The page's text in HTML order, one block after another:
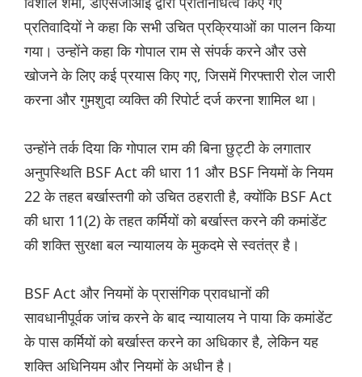
प्रतिवादियों ने कहा कि सभी उचित प्रक्रियाओं का पालन किया
गया। उन्होंने कहा कि गोपाल राम से संपर्क करने और उसे
खोजने के लिए कई प्रयास किए गए, जिसमें गिरफ्तारी रोल जारी
करना और गुमशुदा व्यक्ति की रिपोर्ट दर्ज करना शामिल था।
उन्होंने तर्क दिया कि गोपाल राम की बिना छुट्टी के लगातार
अनुपस्थिति BSF Act की धारा 11 और BSF नियमों के नियम
22 के तहत बर्खास्तगी को उचित ठहराती है, क्योंकि BSF Act
की धारा 11(2) के तहत कर्मियों को बर्खास्त करने की कमांडेंट
की शक्ति सुरक्षा बल न्यायालय के मुकदमे से स्वतंत्र है।
BSF Act और नियमों के प्रासंगिक प्रावधानों की
सावधानीपूर्वक जांच करने के बाद न्यायालय ने पाया कि कमांडेंट
के पास कर्मियों को बर्खास्त करने का अधिकार है, लेकिन यह
शक्ति अधिनियम और नियमों के अधीन है।